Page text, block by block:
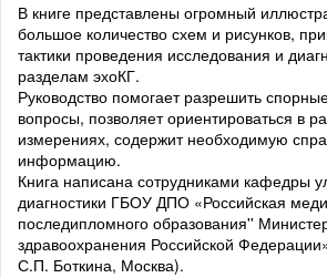
В книге представлены огромный
большое количество схем и рисунков,
тактики проведения исследования и
разделам эхоКГ.
Руководство помогает разрешить
вопросы, позволяет ориентироваться в
измерениях, содержит необходимую
информацию.
Книга написана сотрудниками кафедры
диагностики ГБОУ ДПО «Российская
последипломного образования''
здравоохранения Российской
С.П. Боткина, Москва).